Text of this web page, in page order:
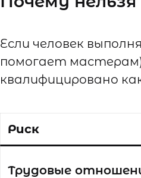
Если человек
помогает
квалифицировано
Риск
Трудовые